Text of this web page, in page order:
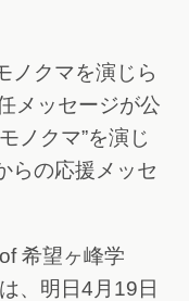
ノクマを演じら
メッセージが公
ノクマ”を演じ
らの応援メッセ
希望ヶ峰学
、明日4月19日